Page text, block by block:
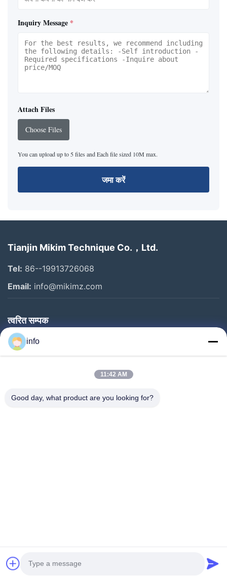
Inquiry Message *
Attach Files
Choose Files
You can upload up to 5 files and Each file sized 10M max.
जमा करें
Tianjin Mikim Technique Co.，Ltd.
Tel: 86--19913726068
Email: info@mikimz.com
त्वरित सम्पक
घर
उत्पादों
हमारे बारे में
©2016- Tianjin Mikim Technique co.，Ltd.. सर्वाधिकार सुरक्षित
info
11:42 AM
Good day, what product are you looking for?